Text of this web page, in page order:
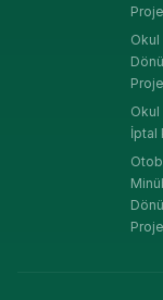
Okul
Okul
İptal